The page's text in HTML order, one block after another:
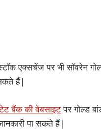
एक्सचेंज पर भी सॉवरेन
हैं|
बैंक की वेबसाइटपर गोल्ड
पा सकते हैं|